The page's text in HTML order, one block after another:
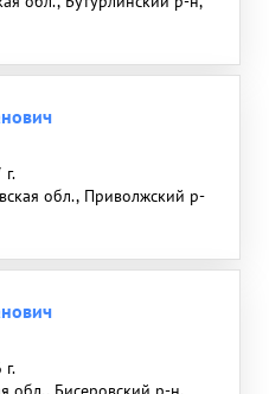
обл., Приволжский р-